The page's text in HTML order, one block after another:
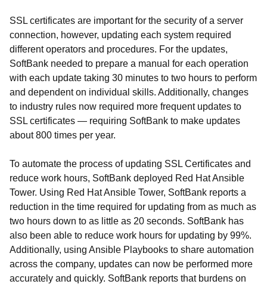
SSL certificates are important for the security of a server
connection, however, updating each system required
different operators and procedures. For the updates,
SoftBank needed to prepare a manual for each operation
with each update taking 30 minutes to two hours to perform
and dependent on individual skills. Additionally, changes
to industry rules now required more frequent updates to
SSL certificates — requiring SoftBank to make updates
about 800 times per year.
To automate the process of updating SSL Certificates and
reduce work hours, SoftBank deployed Red Hat Ansible
Tower. Using Red Hat Ansible Tower, SoftBank reports a
reduction in the time required for updating from as much as
two hours down to as little as 20 seconds. SoftBank has
also been able to reduce work hours for updating by 99%.
Additionally, using Ansible Playbooks to share automation
across the company, updates can now be performed more
accurately and quickly. SoftBank reports that burdens on